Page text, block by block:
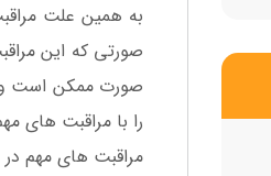
به همین علت
صورتی که این
صورت ممکن است
را با مراقبت های
مراقبت های مهم در دوران